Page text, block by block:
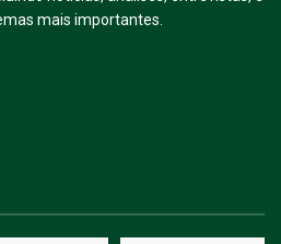
mais importantes.